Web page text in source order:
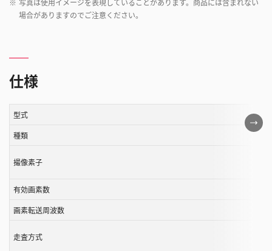
※ 写真は使用イメージを表現していることがあります。商品には含まれない
場合がありますのでご注意ください。
仕様
こ
の
型式
種類
撮像素子
有効画素数
画素転送周波数
走査方式